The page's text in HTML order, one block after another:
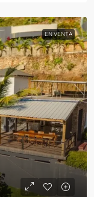
EN VENTA